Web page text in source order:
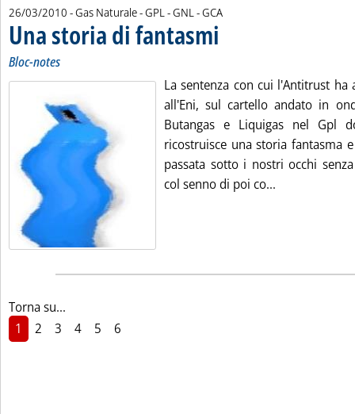
26/03/2010 - Gas Naturale - GPL - GNL -di:
GCA
Una storia di fantasmi
Bloc-notes
La sentenza con cui l'Antitrust ha
all'Eni, sul cartello andato in
Butangas e Liquigas nel Gpl
ricostruisce una storia fantasma
passata sotto i nostri occhi
col senno di poi co...
Torna su...
1
2 3 4 5 6